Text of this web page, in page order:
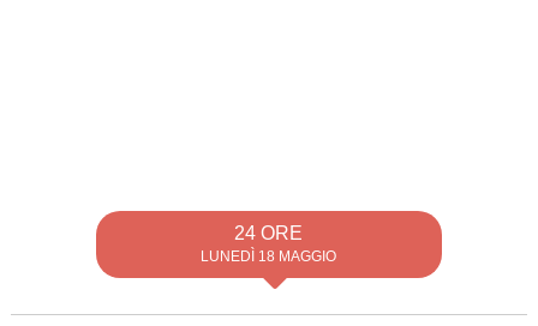
24 ORE
LUNEDÌ 18 MAGGIO